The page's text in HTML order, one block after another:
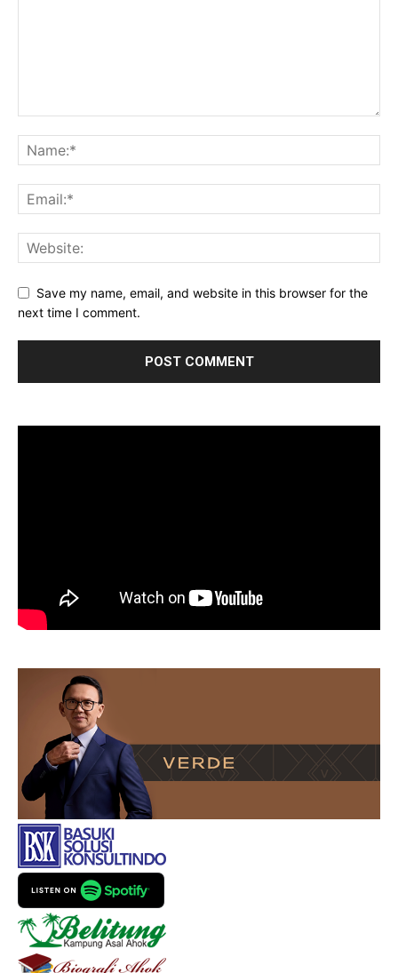
Save my name, email, and website in this browser for the
next time I comment.